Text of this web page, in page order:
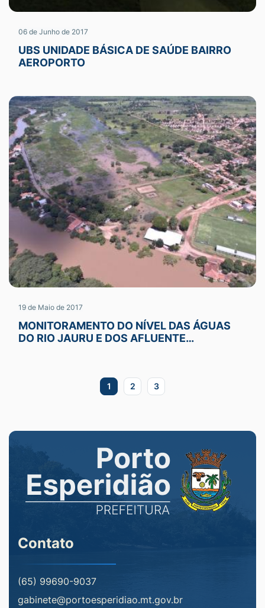
06 de Junho de 2017
UBS UNIDADE BÁSICA DE SAÚDE BAIRRO
AEROPORTO
19 de Maio de 2017
MONITORAMENTO DO NÍVEL DAS ÁGUAS
DO RIO JAURU E DOS AFLUENTE…
1 2 3
Contato
(65) 99690-9037
gabinete@portoesperidiao.mt.gov.br